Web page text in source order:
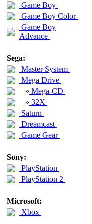
Game Boy
Game Boy Color
Game Boy
Advance
Sega:
Master System
Mega Drive
» Mega-CD
» 32X
Saturn
Dreamcast
Game Gear
Sony:
PlayStation
PlayStation 2
Microsoft:
Xbox